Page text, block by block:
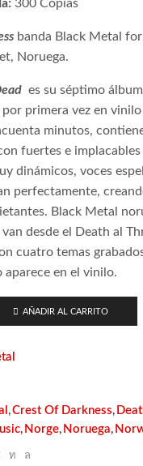
300 Copias
banda Black Metal
Noruega.
es su séptimo
primera vez en
minutos,
fuertes e
dinámicos, voces
perfectamente,
Black Metal
desde el Death al
cuatro temas
aparece en el vinilo.
AÑADIR AL CARRITO
,Crest Of Darkness,
, Norge, Noruega,